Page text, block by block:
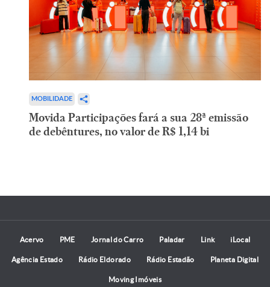
MOBILIDADE
Movida Participações fará a sua 28ª emissão
de debêntures, no valor de R$ 1,14 bi
Acervo PME Jornal do Carro Paladar Link iLocal
Agência Estado Rádio Eldorado Rádio Estadão Planeta Digital
Moving Imóveis